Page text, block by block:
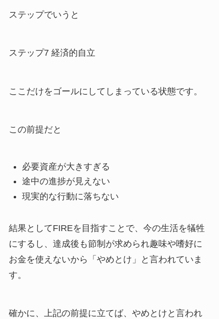
ステップでいうと
ステップ7 経済的自立
ここだけをゴールにしてしまっている状態です。
この前提だと
必要資産が大きすぎる
途中の進捗が見えない
現実的な行動に落ちない
結果としてFIREを目指すことで、今の生活を犠牲
にするし、達成後も節制が求められ趣味や嗜好に
お金を使えないから「やめとけ」と言われていま
す。
確かに、上記の前提に立てば、やめとけと言われ